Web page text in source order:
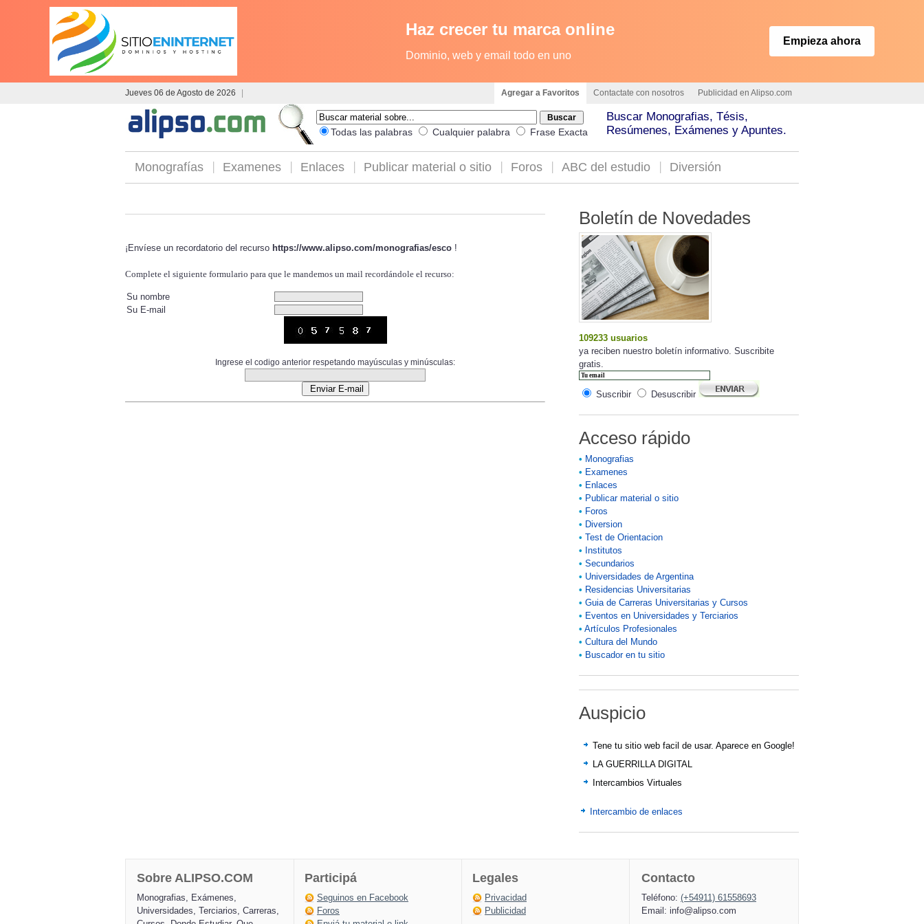
Haz crecer tu marca online
Dominio, web y email todo en uno
Empieza ahora
Jueves 06 de Agosto de 2026 Agregar a Favoritos Contactate con nosotros Publicidad en Alipso.com
Todas las palabras Cualquier palabra Frase Exacta
Buscar Monografias, Tésis,
Resúmenes, Exámenes y Apuntes.
Monografías Examenes Enlaces Publicar material o sitio Foros ABC del estudio Diversión
¡Envíese un recordatorio del recurso https://www.alipso.com/monografias/esco !
Complete el siguiente formulario para que le mandemos un mail recordándole el recurso:
Su nombre
Su E-mail
Ingrese el codigo anterior respetando mayúsculas y minúsculas:
Boletín de Novedades
109233 usuarios
ya reciben nuestro boletín informativo. Suscribite
gratis.
Suscribir Desuscribir
Acceso rápido
• Monografias
• Examenes
• Enlaces
• Publicar material o sitio
• Foros
• Diversion
• Test de Orientacion
• Institutos
• Secundarios
• Universidades de Argentina
• Residencias Universitarias
• Guia de Carreras Universitarias y Cursos
• Eventos en Universidades y Terciarios
• Artículos Profesionales
• Cultura del Mundo
• Buscador en tu sitio
Auspicio
Tene tu sitio web facil de usar. Aparece en Google!
LA GUERRILLA DIGITAL
Intercambios Virtuales
Intercambio de enlaces
Sobre ALIPSO.COM
Monografias, Exámenes,
Universidades, Terciarios, Carreras,
Participá
Seguinos en Facebook
Foros
Legales
Privacidad
Publicidad
Contacto
Teléfono: (+54911) 61558693
Email: info@alipso.com